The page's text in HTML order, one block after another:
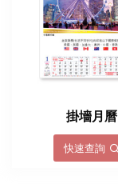
掛墻月曆
快速查詢